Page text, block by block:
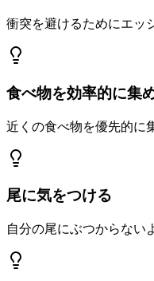
衝突を避けるためにエッ
食べ物を効率的に集
近くの食べ物を優先的に
尾に気をつける
自分の尾にぶつからない